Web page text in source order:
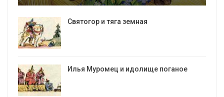
Святогор и тяга земная
Илья Муромец и идолище поганое